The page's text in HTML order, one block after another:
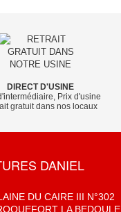
DIRECT D'USINE
Prix d'usine
gratuit dans nos locaux
DANIEL
DU CAIRE III N°302
LA BEDOULE